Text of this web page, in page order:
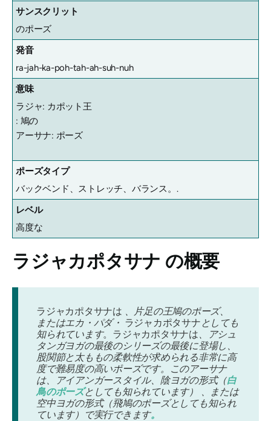
サンスクリット
のポーズ
発音
ra-jah-ka-poh-tah-ah-suh-nuh
意味
ラジャ: カポット王
: 鳩の
アーサナ: ポーズ
ポーズタイプ
バックベンド、ストレッチ、バランス。.
レベル
高度な
ラジャカポタサナ の概要
ラジャカポタサナは 、片足の王鳩のポーズ、
またはエカ・パダ・ ラジャカポタサナ としても
知られています。ラジャカポタサナは、アシュ
タンガヨガの最後のシリーズの最後に登場し、
股関節と太ももの柔軟性が求められる非常に高
度で難易度の高いポーズです。このアーサナ
は、アイアンガースタイル、陰ヨガの形式（白
鳥のポーズとしても知られています） 、または
空中ヨガの形式（飛鳩のポーズとしても知られ
ています）で実行できます。